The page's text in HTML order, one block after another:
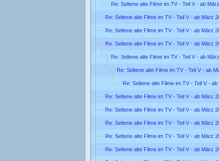
Re: Seltene alte Filme im TV - Teil V - ab
Re: Seltene alte Filme im TV - Teil V - ab März
Re: Seltene alte Filme im TV - Teil V - ab März
Re: Seltene alte Filme im TV - Teil V - ab März
Re: Seltene alte Filme im TV - Teil V - ab
Re: Seltene alte Filme im TV - Teil V - ab
Re: Seltene alte Filme im TV - Teil V -
Re: Seltene alte Filme im TV - Teil V - ab März
Re: Seltene alte Filme im TV - Teil V - ab März
Re: Seltene alte Filme im TV - Teil V - ab März
Re: Seltene alte Filme im TV - Teil V - ab März
Re: Seltene alte Filme im TV - Teil V - ab März